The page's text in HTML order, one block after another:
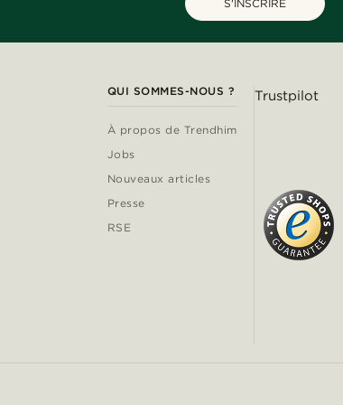
S'INSCRIRE
QUI SOMMES-NOUS ?
À propos de Trendhim
Jobs
Nouveaux articles
Presse
RSE
Trustpilot